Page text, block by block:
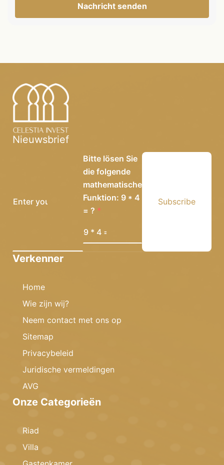
Nachricht senden
Nieuwsbrief
Bitte lösen Sie
die folgende
mathematische
Funktion: 9 * 4
= ?
Subscribe
Verkenner
Home
Wie zijn wij?
Neem contact met ons op
Sitemap
Privacybeleid
Juridische vermeldingen
AVG
Onze Categorieën
Riad
Villa